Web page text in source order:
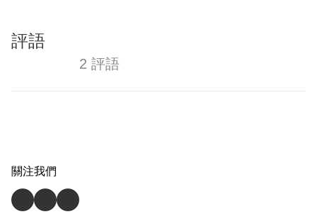
評語
2 評語
關注我們